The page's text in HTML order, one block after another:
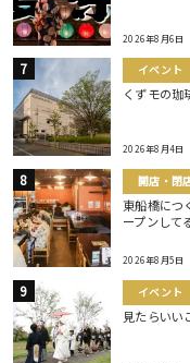
2026年8月6日
イベント
くずモの珈
2026年8月4日
開店・閉
東船橋につ
ープンして
2026年8月5日
イベント
見たらいい